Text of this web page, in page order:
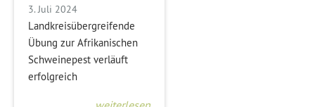
3. Juli 2024
Landkreisübergreifende
Übung zur Afrikanischen
Schweinepest verläuft
erfolgreich